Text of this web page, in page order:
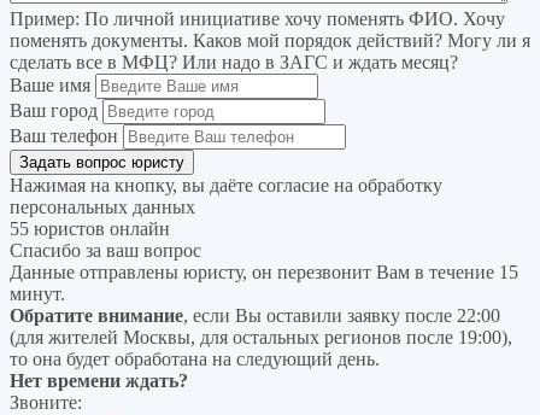
Пример: По личной инициативе хочу поменять ФИО. Хочу
поменять документы. Каков мой порядок действий? Могу ли я
сделать все в МФЦ? Или надо в ЗАГС и ждать месяц?
Ваше имя
Ваш город
Ваш телефон
Нажимая на кнопку, вы даёте согласие на обработку
персональных данных
55 юристов онлайн
Спасибо за ваш вопрос
Данные отправлены юристу, он перезвонит Вам в течение 15
минут.
Обратите внимание, если Вы оставили заявку после 22:00
(для жителей Москвы, для остальных регионов после 19:00),
то она будет обработана на следующий день.
Нет времени ждать?
Звоните: